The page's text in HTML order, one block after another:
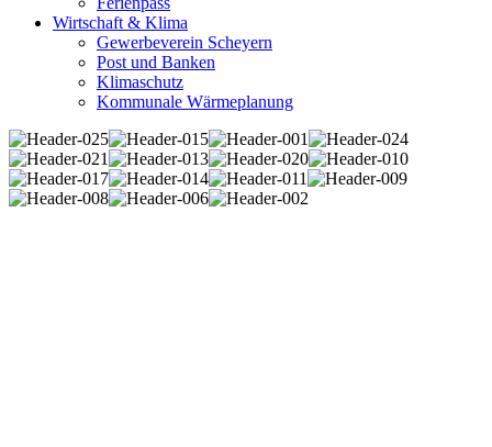
Wirtschaft & Klima
Gewerbeverein Scheyern
Post und Banken
Klimaschutz
Kommunale Wärmeplanung